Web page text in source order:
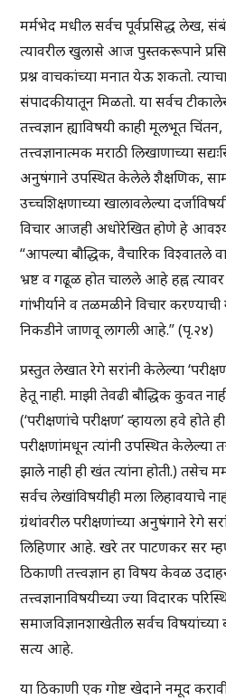
मर्मभेद मधील सर्वच पूर्वप्रसिद्ध लेख,
त्यावरील खुलासे आज पुस्तकरूपाने
प्रश्न वाचकांच्या मनात येऊ शकतो.
संपादकीयातून मिळतो. या सर्वच
तत्त्वज्ञान ह्याविषयी काही मूलभूत
तत्त्वज्ञानात्मक मराठी लिखाणाच्या
अनुषंगाने उपस्थित केलेले शैक्षणिक,
उच्चशिक्षणाच्या खालावलेल्या
विचार आजही अधोरेखित होणे हे
“आपल्या बौद्धिक, वैचारिक विश्वातले
भ्रष्ट व गढूळ होत चालले आहे हह्न
गांभीर्याने व तळमळीने विचार
निकडीने जाणवू लागली आहे.” (पृ.२४)
प्रस्तुत लेखात रेगे सरांनी केलेल्या
हेतू नाही. माझी तेवढी बौद्धिक कुवत
(‘परीक्षणांचे परीक्षण’ व्हायला हवे होते
परीक्षणांमधून त्यांनी उपस्थित केलेल्या
झाले नाही ही खंत त्यांना होती.) तसेच
सर्वच लेखांविषयीही मला लिहावयाचे
ग्रंथांवरील परीक्षणांच्या अनुषंगाने रेगे
लिहिणार आहे. खरे तर पाटणकर सर
ठिकाणी तत्त्वज्ञान हा विषय केवळ
तत्त्वज्ञानाविषयीच्या ज्या विदारक
समाजविज्ञानशाखेतील सर्वच
सत्य आहे.
या ठिकाणी एक गोष्ट खेदाने नमूद